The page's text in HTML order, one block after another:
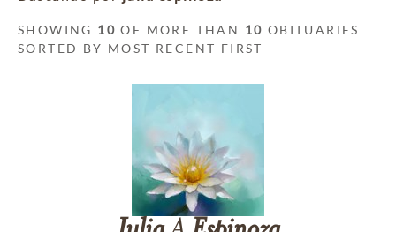
SHOWING 10 OF MORE THAN 10 OBITUARIES
SORTED BY MOST RECENT FIRST